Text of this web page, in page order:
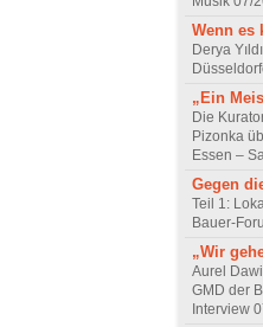
Wenn es
Derya
„Ein
Die
Pizonka
Essen –
Gegen
Teil 1:
Bauer-
„Wir
Aurel
GMD der
Interview